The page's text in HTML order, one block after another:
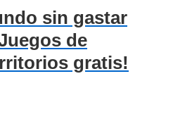
sin gastar
de
gratis!